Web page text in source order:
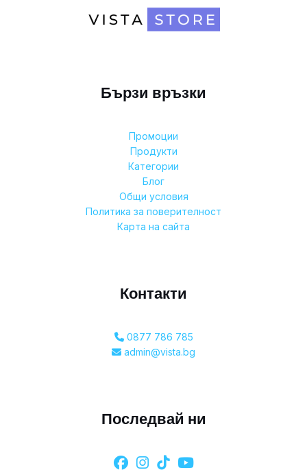
Бързи връзки
Промоции
Продукти
Категории
Блог
Общи условия
Политика за поверителност
Карта на сайта
Контакти
0877 786 785
admin@vista.bg
Последвай ни